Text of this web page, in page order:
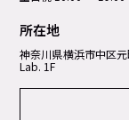
所在地
神奈川県横浜市中区元
Lab. 1F